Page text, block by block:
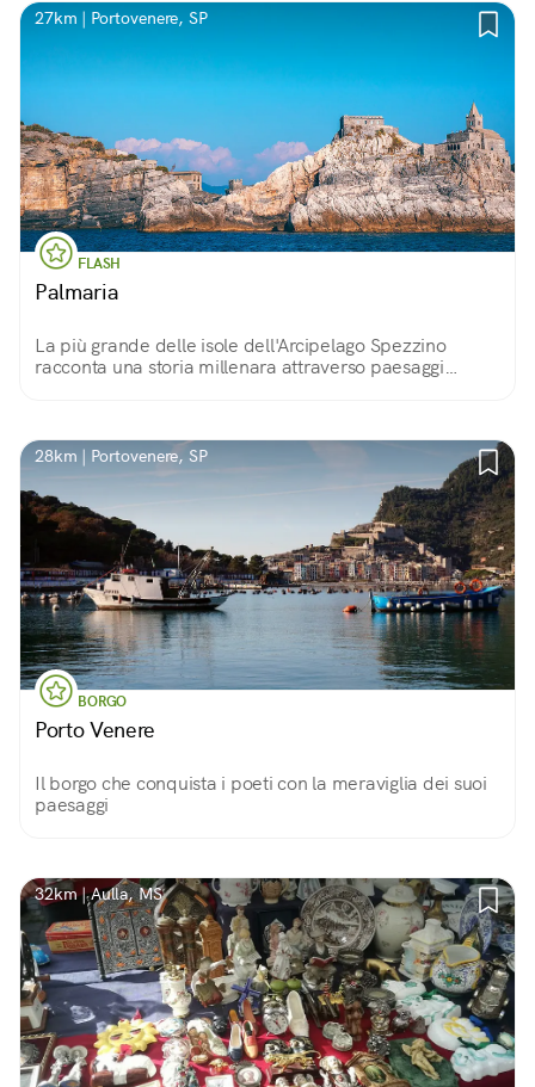
27km | Portovenere, SP
FLASH
Palmaria
La più grande delle isole dell'Arcipelago Spezzino
racconta una storia millenara attraverso paesaggi
28km | Portovenere, SP
BORGO
Porto Venere
Il borgo che conquista i poeti con la meraviglia dei suoi
paesaggi
32km | Aulla, MS